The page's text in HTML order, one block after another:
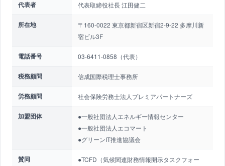
代表者 代表取締役社長 江田健二
所在地
〒160-0022 東京都新宿区新宿2-9-22 多摩川新
宿ビル3F
電話番号 03-6411-0858（代表）
税務顧問 信成国際税理士事務所
労務顧問 社会保険労務士法人プレミアパートナーズ
加盟団体
●一般社団法人エネルギー情報センター
●一般社団法人エコマート
●グリーンIT推進協議会
賛同
●TCFD（気候関連財務情報開示タスクフォー